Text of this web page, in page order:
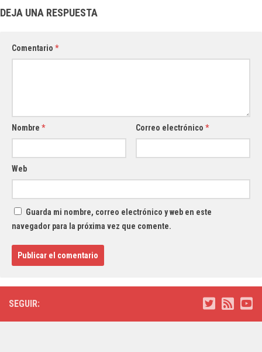
DEJA UNA RESPUESTA
Comentario *
Nombre * Correo electrónico*
Web
Guarda mi nombre, correo electrónico y web en este
navegador para la próxima vez que comente.
SEGUIR: